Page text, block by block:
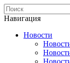
Навигация
Новости